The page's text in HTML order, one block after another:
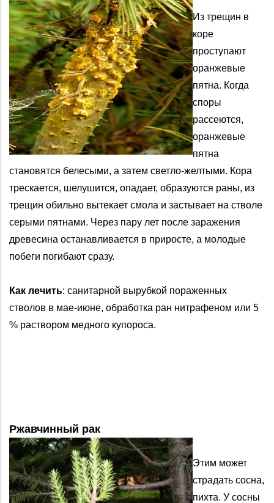
Из трещин в
коре
проступают
оранжевые
пятна. Когда
споры
рассеются,
оранжевые
пятна
становятся белесыми, а затем светло-желтыми. Кора
трескается, шелушится, опадает, образуются раны, из
трещин обильно вытекает смола и застывает на стволе
серыми пятнами. Через пару лет после заражения
древесина останавливается в приросте, а молодые
побеги погибают сразу.
Как лечить: санитарной вырубкой пораженных
стволов в мае-июне, обработка ран нитрафеном или 5
% раствором медного купороса.
Ржавчинный рак
Этим может
страдать сосна,
пихта. У сосны